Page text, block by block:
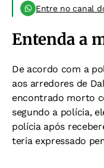
Entre no canal
Entenda a
De acordo com a
aos arredores de
encontrado morto
segundo a polícia,
polícia após
teria expressado